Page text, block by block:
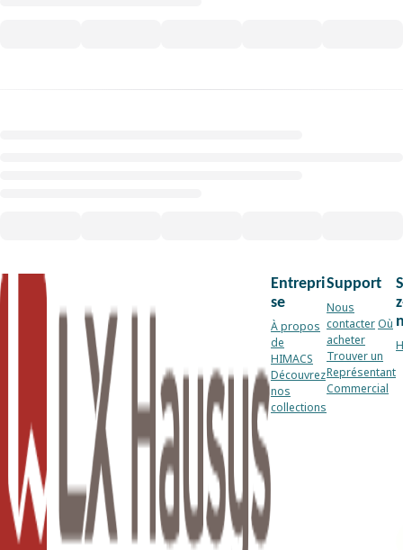
Entrepri
se
À propos
de
HIMACS
Découvrez
nos
collections
Support
Nous
contacterOù
acheter
Trouver un
Représentant
Commercial